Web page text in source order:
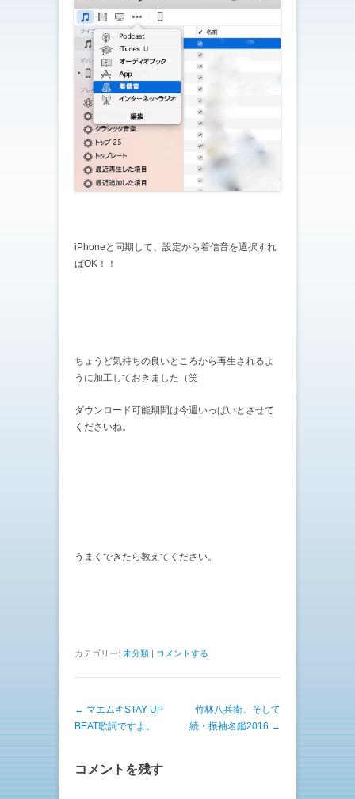
iPhoneと同期して、設定から着信音を選択すれ
ばOK！！
ちょうど気持ちの良いところから再生されるよ
うに加工しておきました（笑
ダウンロード可能期間は今週いっぱいとさせて
くださいね。
うまくできたら教えてください。
カテゴリー: 未分類 | コメントする
投稿ナビゲーション
← マエムキSTAY UP
BEAT歌詞ですよ。
竹林八兵衛、そして
続・振袖名鑑2016 →
コメントを残す